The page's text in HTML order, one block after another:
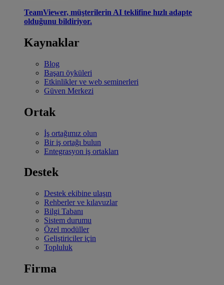
TeamViewer, müşterilerin AI teklifine hızlı adapte
olduğunu bildiriyor.
Kaynaklar
Blog
Başarı öyküleri
Etkinlikler ve web seminerleri
Güven Merkezi
Ortak
İş ortağımız olun
Bir iş ortağı bulun
Entegrasyon iş ortakları
Destek
Destek ekibine ulaşın
Rehberler ve kılavuzlar
Bilgi Tabanı
Sistem durumu
Özel modüller
Geliştiriciler için
Topluluk
Firma